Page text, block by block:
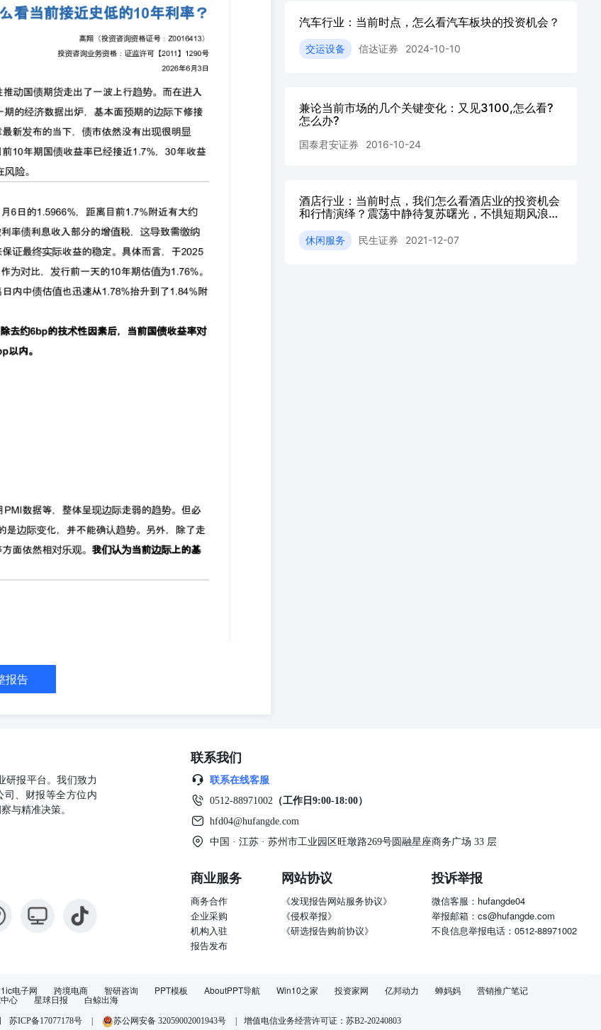
目前1.7%附近有大约10bp左右的空间。但需要指出的是，25
值税的新券在发行时会被市场额外计价一部分作为补偿，
期国债250016中标加权利率为1.83%，作为对比，发行前
25日上市后几个交易日内中债估值也迅速从1.78%抬升到了
，除去约6bp的技术性因素后，当前国债收益率对应缴税前
数据得到的观察结论更多体现的是边际变化，并不能确认
缘局面改善等方面依然相对乐观。我们认为当前边际上的基
间受限 流动性充裕，短端资金利率带动逐渐向长端市场利
仄，我们认为这一逻辑的延续性可能会受到越来越大的挑
行到了1.2%附近——距离政策利率20bp，而银行间x-repo的
去额外计价降息的情况下，1.2%已经是短端资金价格的下
20bp和向上50bp，当前政策利率1.4%，正好对应1.2%利率
过临时性工具来回收多余流动性，维持利率走廊的政策效
，包括5月买断式逆回购净回笼资金一万亿，央行有效引导
面指向下方空间可能相对有限。 2.2存单、资金与债券市场
银行同业融资的一种手段，也是中小银行以及非银机构资产
系紧密。 随着资金价格的下行，短端利率集体回落，而由
资金价格的利差也在不断压缩。对于资金融入方来说，同业
言一年期MLF的加权利率中枢已经下到1.45%附近，与一年
策利率的利差压缩至10%分位数以下时，往往都会出现利差
也会导致长端利率下行受阻。 而对于将存单作为资产进行
，比价效应下二者往往呈现较高的相关性，因此当存单利率
知，一年期国债收益率与存单利率的利差水平在近两个月持
市场的投资者应该清楚，在利率市场化改革的初期，我国一
利率。而在2024年陆家嘴论坛，潘功胜行长表示“央行政策
。未来可考虑明确以央行的某个短期操作利率为主要政策利
作为政策利率锚的作用逐渐淡出，七天期逆回购利率成为
看，2020左右利率市场化改革成功以来，MLF作为中期利
率下行的作用。但在靠近24年的一两年内，基本面压力逐
上看，当利率在基本面和资产荒逻辑推动大幅下行的同时，
策利率”的利差出现倒挂——市场丢失了锚，政策利率滞后
与国债最终走向倒挂 数据来源：iFind、南华研究 我们在此
债与政策利率（7天期逆回购）似乎又在重演24年的剧情。
对于后续利率下行的空间和速度就需要做出一定的引导。
：“根据公开市场业务一级交易商的需求，2026年6月3日7
通利率传导机制的过程中，央行公开市场操作模式也是在一
：例如2021年全年大部分时间都维持日度100亿的“低量”操
办发布会，央行正式宣布将7天期逆回购从利率招标改为固定
需求，也正式自这一次改革后，每天公开市场操作数量就开
报告
汽车行业：当前时点，怎么看汽车板块的投资机会？
交运设备 信达证券 2024-10-10
兼论当前市场的几个关键变化：又见3100,怎么看?
怎么办?
国泰君安证券 2016-10-24
酒店行业：当前时点，我们怎么看酒店业的投资机会
和行情演绎？震荡中静待复苏曙光，不惧短期风浪布
休闲服务 民生证券 2021-12-07
研报平台。我们致力
司、财报等全方位内
与精准决策。
联系我们
联系在线客服
0512-88971002 （工作日9:00-18:00）
hfd04@hufangde.com
中国 · 江苏 · 苏州市工业园区旺墩路269号圆融星座商务广场 33 层
商业服务
商务合作
企业采购
机构入驻
报告发布
网站协议
《发现报告网站服务协议》
《侵权举报》
《研选报告购前协议》
投诉举报
微信客服：hufangde04
举报邮箱：cs@hufangde.com
不良信息举报电话：0512-88971002
电子网 跨境电商 智研咨询 PPT模板 AboutPPT导航 Win10之家 投资家网 亿邦动力 蝉妈妈 营销推广笔记
心 星球日报 白鲸出海
苏ICP备17077178号 | 苏公网安备 32059002001943号 | 增值电信业务经营许可证：苏B2-20240803